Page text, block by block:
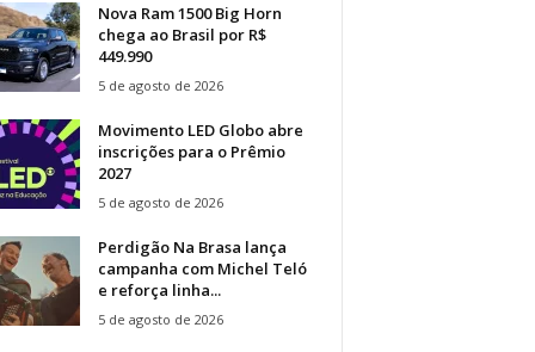
Nova Ram 1500 Big Horn
chega ao Brasil por R$
449.990
5 de agosto de 2026
Movimento LED Globo abre
inscrições para o Prêmio
2027
5 de agosto de 2026
Perdigão Na Brasa lança
campanha com Michel Teló
e reforça linha...
5 de agosto de 2026